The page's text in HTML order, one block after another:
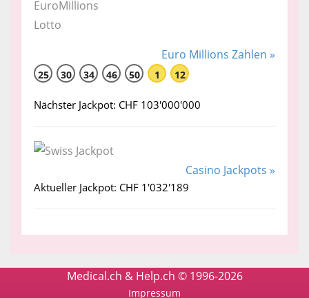
Euro Millions Zahlen »
25 30 34 46 50 1 12
Nächster Jackpot: CHF 103'000'000
Casino Jackpots »
Aktueller Jackpot: CHF 1'032'189
Medical.ch & Help.ch © 1996-2026
Impressum